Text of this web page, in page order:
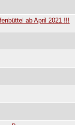
ab April 2021 !!!